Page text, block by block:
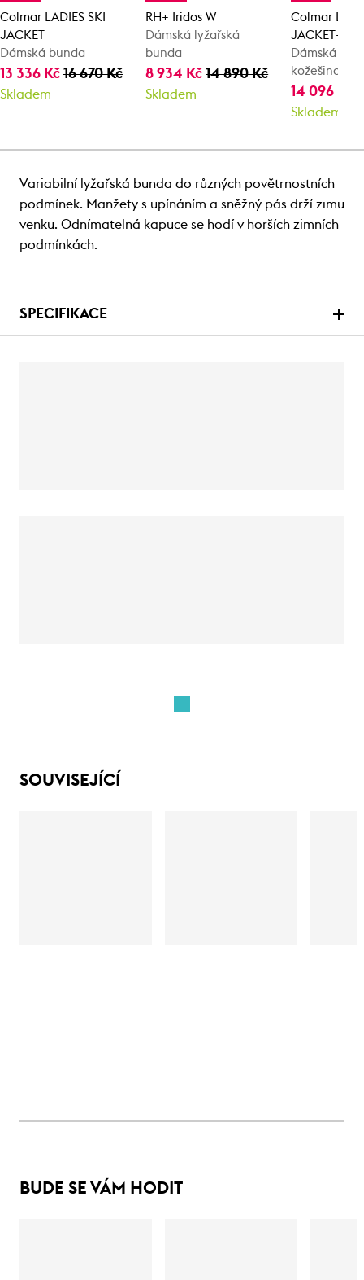
Colmar LADIES SKI
JACKET
Dámská bunda
13 336 Kč 16 670 Kč
Skladem
RH+ Iridos W
Dámská lyžařská
bunda
8 934 Kč14 890 Kč
Skladem
Colmar
Dámská
kožešinou
14 096 Kč
Skladem
Variabilní lyžařská bunda do různých povětrnostních
podmínek. Manžety s upínáním a sněžný pás drží zimu
venku. Odnímatelná kapuce se hodí v horších zimních
podmínkách.
SPECIFIKACE
SOUVISEJÍCÍ
BUDE SE VÁM HODIT